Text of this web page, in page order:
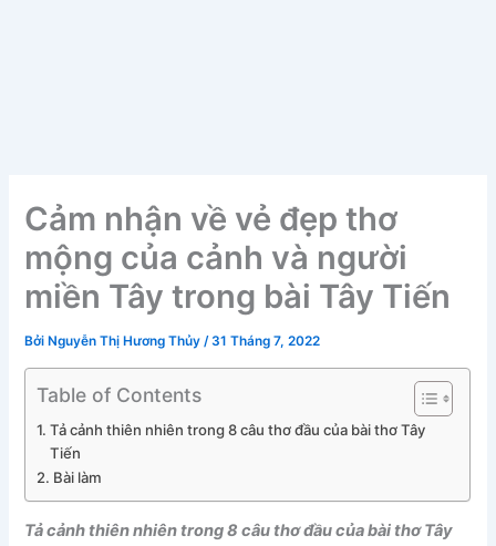
Cảm nhận về vẻ đẹp thơ
mộng của cảnh và người
miền Tây trong bài Tây Tiến
Bởi Nguyễn Thị Hương Thủy/31 Tháng 7, 2022
Table of Contents
Tả cảnh thiên nhiên trong 8 câu thơ đầu của bài thơ Tây
Tiến
Bài làm
Tả cảnh thiên nhiên trong 8 câu thơ đầu của bài thơ Tây